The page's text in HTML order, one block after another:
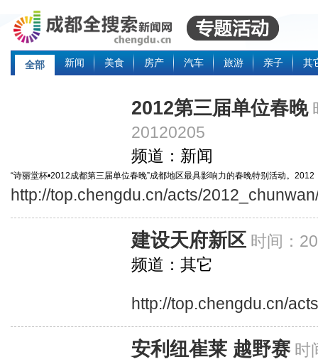
全部 新闻 美食 房产 汽车 旅游 亲子 其
2012第三届单位春晚
20120205
频道：新闻
“诗丽堂杯•2012成都第三届单位春晚”成都地区最具影响力的春晚特别活动。
年的“单位春晚”，为广大企业提供展现企业活力与文化建设的大舞台，也为广大
节目中遴选出一批本土化、轻松活泼的优秀节目，2011年2月5日，成都电视台
http://top.chengdu.cn/acts/
建设天府新区 时间：
频道：其它
http://top.chengdu.cn/
安利纽崔莱 越野赛 时